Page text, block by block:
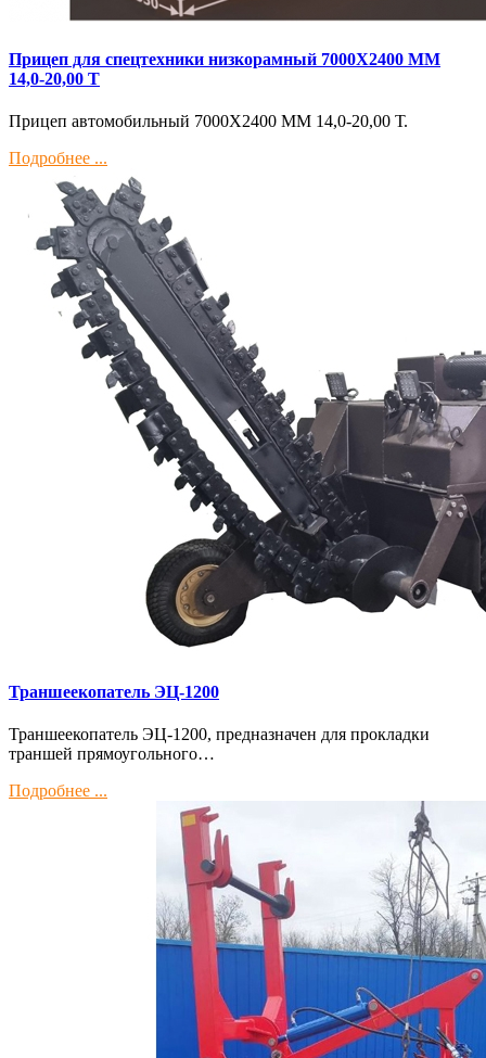
Прицеп для спецтехники низкорамный 7000Х2400 ММ
14,0-20,00 Т
Прицеп автомобильный 7000Х2400 ММ 14,0-20,00 Т.
Подробнее ...
Траншеекопатель ЭЦ-1200
Траншеекопатель ЭЦ-1200, предназначен для прокладки
траншей прямоугольного…
Подробнее ...